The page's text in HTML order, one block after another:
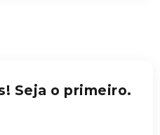
Seja o primeiro.